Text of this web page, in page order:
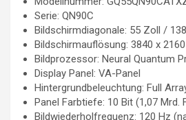
Serie: QN90C
Bildschirmdiagonale: 55 Zoll /
Bildschirmauflösung: 3840 x
Bildprozessor: Neural Quantum
Display Panel: VA-Panel
Hintergrundbeleuchtung: Full
Panel Farbtiefe: 10 Bit (1,07 Mrd.
Bildwiederholfrequenz: 120 Hz